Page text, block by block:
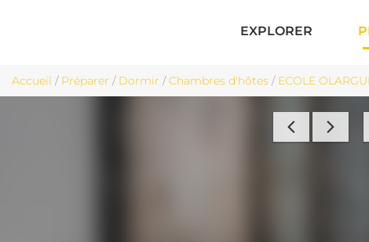
EXPLORER
Accueil / Préparer / Dormir /Chambres d'hôtes / ECOLE